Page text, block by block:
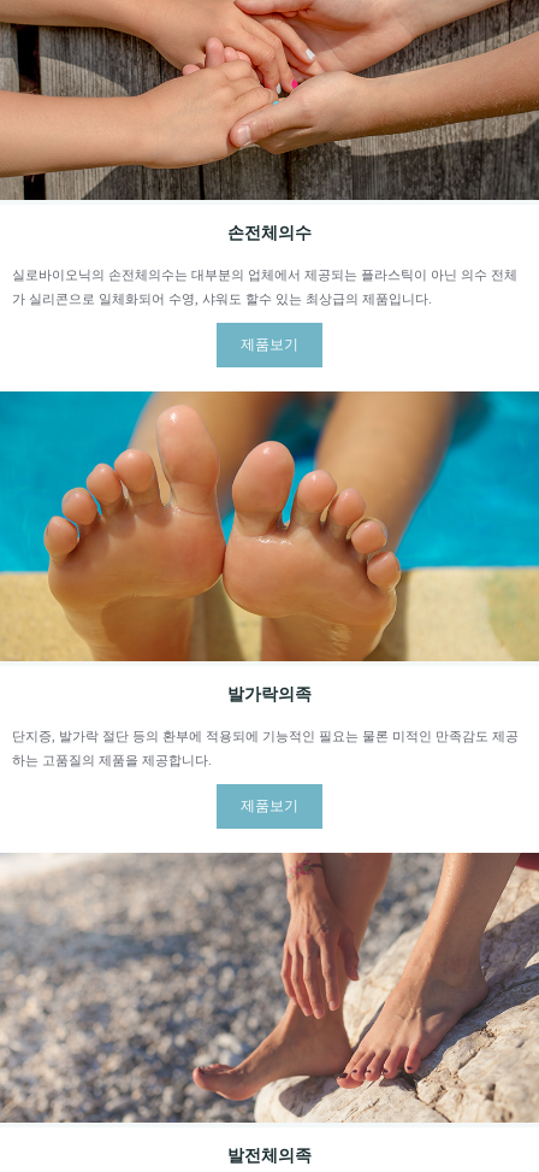
손전체의수
실로바이오닉의 손전체의수는 대부분의 업체에서 제공되는 플라스틱이 아닌 의수 전체
가 실리콘으로 일체화되어 수영, 샤워도 할수 있는 최상급의 제품입니다.
제품보기
발가락의족
단지증, 발가락 절단 등의 환부에 적용되에 기능적인 필요는 물론 미적인 만족감도 제공
하는 고품질의 제품을 제공합니다.
제품보기
발전체의족